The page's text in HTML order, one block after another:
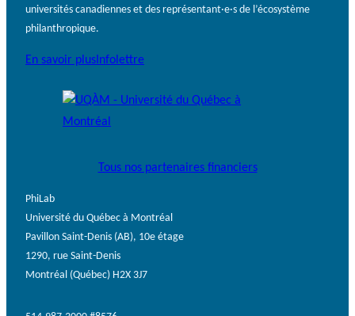
universités canadiennes et des représentant·e·s de l’écosystème
philanthropique.
En savoir plusInfolettre
Tous nos partenaires financiers
PhiLab
Université du Québec à Montréal
Pavillon Saint-Denis (AB), 10e étage
1290, rue Saint-Denis
Montréal (Québec) H2X 3J7